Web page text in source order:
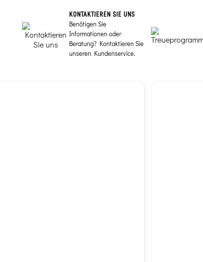
KONTAKTIEREN SIE UNS
Benötigen Sie
Informationen oder
Beratung? Kontaktieren Sie
unseren Kundenservice.